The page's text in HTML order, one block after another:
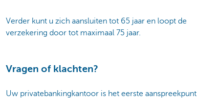
Verder kunt u zich aansluiten tot 65 jaar en loopt de
verzekering door tot maximaal 75 jaar.
Vragen of klachten?
Uw privatebankingkantoor is het eerste aanspreekpunt